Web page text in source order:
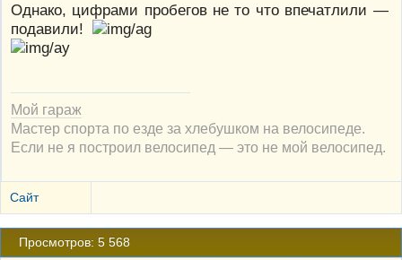
Однако, цифрами пробегов не то что впечатлили —
подавили!
Мой гараж
Мастер спорта по езде за хлебушком на велосипеде.
Если не я построил велосипед — это не мой велосипед.
Сайт
Просмотров: 5 568